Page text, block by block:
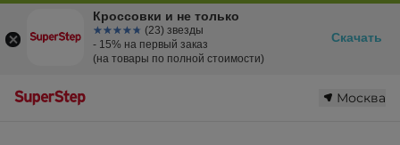
Москва
Кроссовки и не только
☆☆☆☆☆
★★★★★ (23) звезды
- 15% на первый заказ
(на товары по полной стоимости)
Скачать